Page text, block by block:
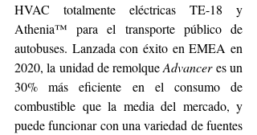
HVAC totalmente eléctricas TE-18 y
Athenia™ para el transporte público de
autobuses. Lanzada con éxito en EMEA en
2020, la unidad de remolque Advancer es un
30% más eficiente en el consumo de
combustible que la media del mercado, y
puede funcionar con una variedad de fuentes